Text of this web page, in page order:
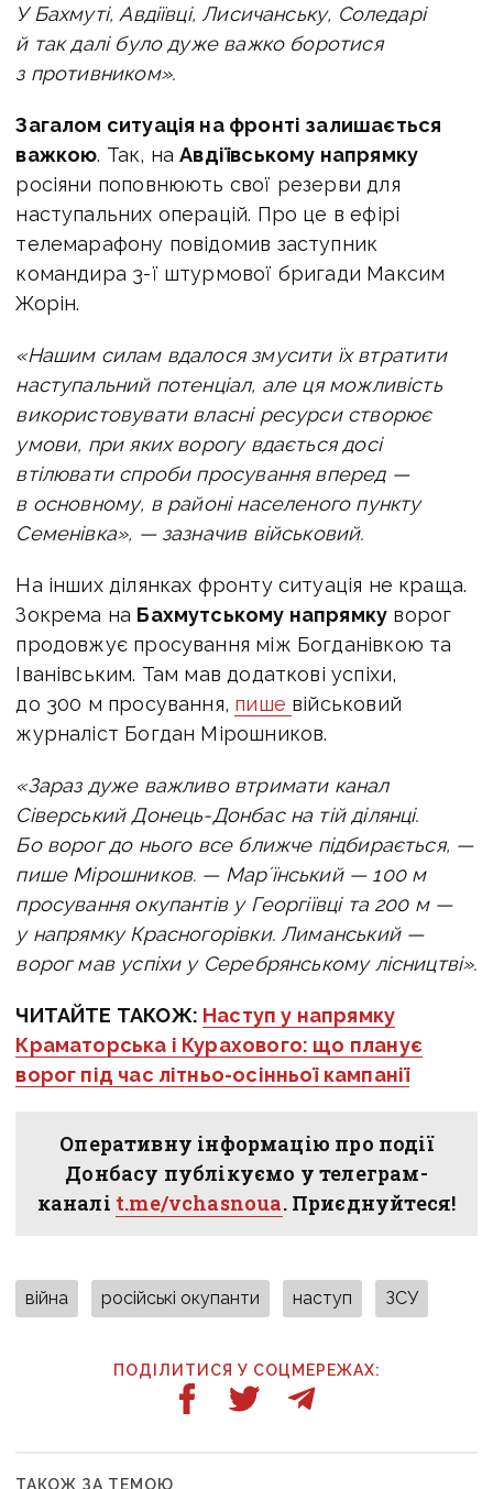
У Бахмуті, Авдіївці, Лисичанську, Соледарі
й так далі було дуже важко боротися
з противником».
Загалом ситуація на фронті залишається
важкою. Так, наАвдіївському напрямку
росіяни поповнюють свої резерви для
наступальних операцій. Про це в ефірі
телемарафону повідомив заступник
командира 3-ї штурмової бригади Максим
Жорін.
«Нашим силам вдалося змусити їх втратити
наступальний потенціал, але ця можливість
використовувати власні ресурси створює
умови, при яких ворогу вдається досі
втілювати спроби просування вперед —
в основному, в районі населеного пункту
Семенівка», — зазначив військовий.
На інших ділянках фронту ситуація не краща.
Зокрема на Бахмутському напрямку ворог
продовжує просування між Богданівкою та
Іванівським. Там мав додаткові успіхи,
до 300 м просування, пише військовий
журналіст Богдан Мірошников.
«Зараз дуже важливо втримати канал
Сіверський Донець-Донбас на тій ділянці.
Бо ворог до нього все ближче підбирається, —
пише Мірошников. — Марʼїнський — 100 м
просування окупантів у Георгіївці та 200 м —
у напрямку Красногорівки. Лиманський —
ворог мав успіхи у Серебрянському лісництві».
ЧИТАЙТЕ ТАКОЖ: Наступ у напрямку
Краматорська і Курахового: що планує
ворог під час літньо-осінньої кампанії
Оперативну інформацію про події
Донбасу публікуємо у телеграм-
каналі t.me/vchasnoua. Приєднуйтеся!
війна російські окупанти наступ ЗСУ
ПОДІЛИТИСЯ У СОЦМЕРЕЖАХ:
ТАКОЖ ЗА ТЕМОЮ